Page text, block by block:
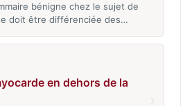
bénigne chez le sujet de
doit être différenciée des…
en dehors de la